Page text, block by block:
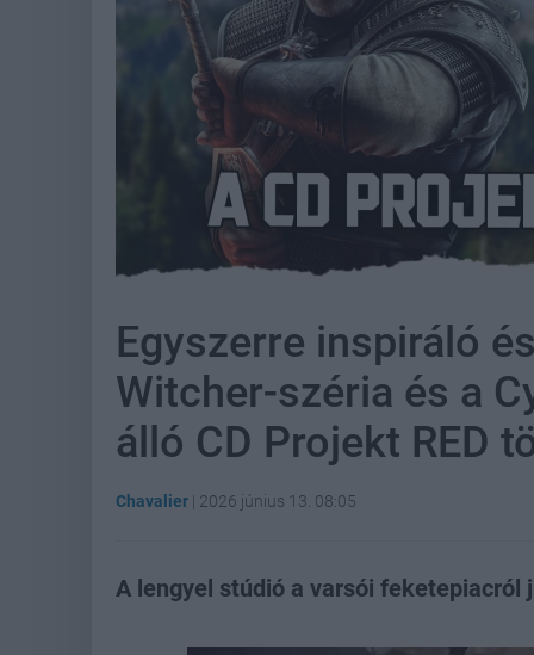
Egyszerre inspiráló
Witcher-széria és a
álló CD Projekt RED
Chavalier | 2026 június 13. 08:05
A lengyel stúdió a varsói feketepiacról